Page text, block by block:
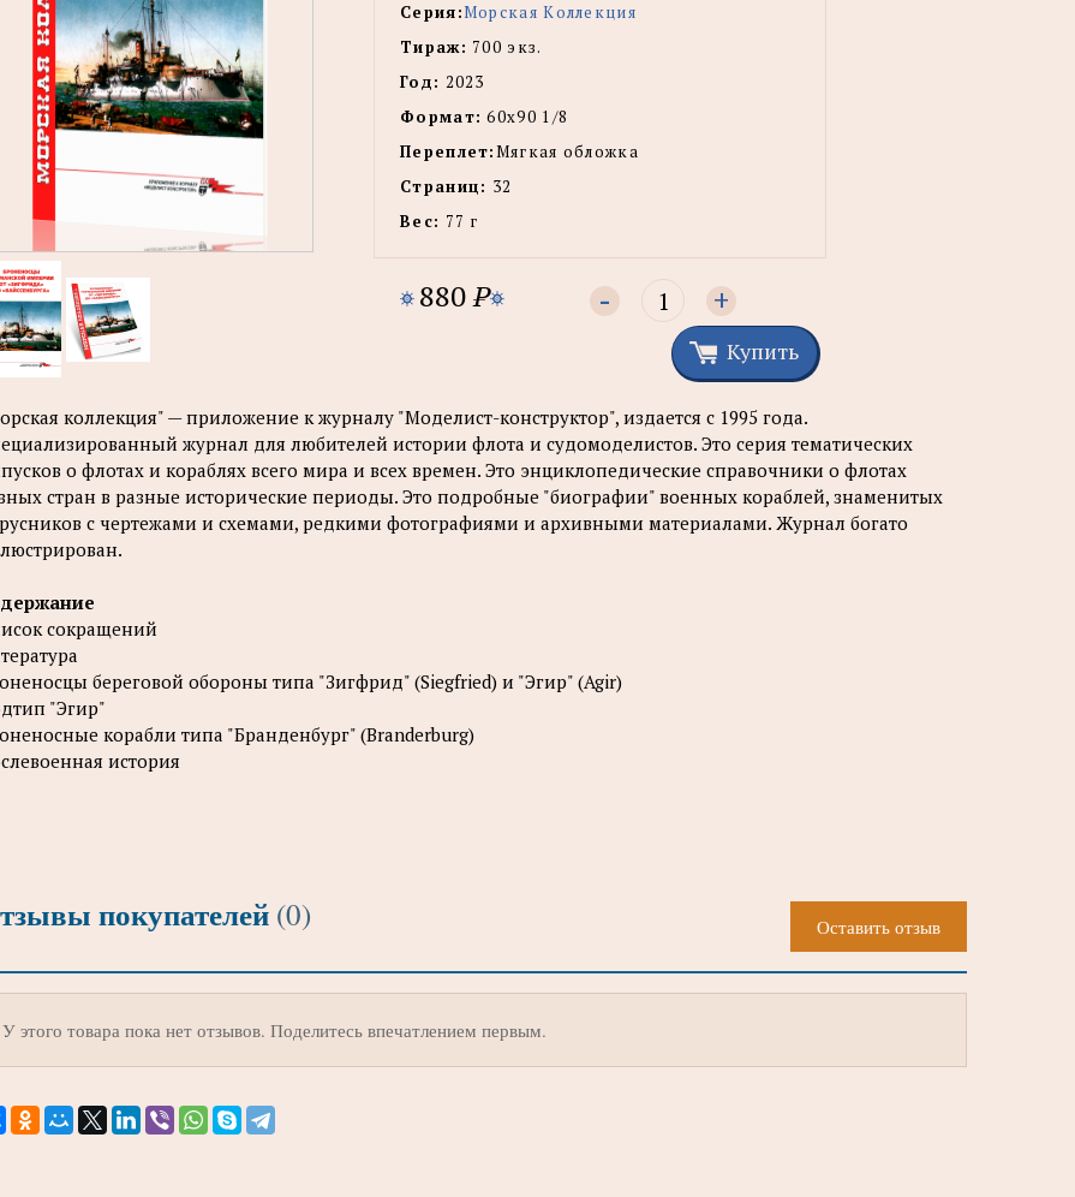
Серия:Морская Коллекция
Тираж: 700 экз.
Год: 2023
Формат: 60х90 1/8
Переплет:Мягкая обложка
Страниц: 32
Вес: 77 г
880P - +
Купить
коллекция" — приложение к журналу "Моделист-конструктор", издается с 1995 года.
журнал для любителей истории флота и судомоделистов. Это серия тематических
о флотах и кораблях всего мира и всех времен. Это энциклопедические справочники о флотах
стран в разные исторические периоды. Это подробные "биографии" военных кораблей, знаменитых
с чертежами и схемами, редкими фотографиями и архивными материалами. Журнал богато
сокращений
береговой обороны типа "Зигфрид" (Siegfried) и "Эгир" (Agir)
"Эгир"
корабли типа "Бранденбург" (Branderburg)
история
покупателей (0) Оставить отзыв
У этого товара пока нет отзывов. Поделитесь впечатлением первым.